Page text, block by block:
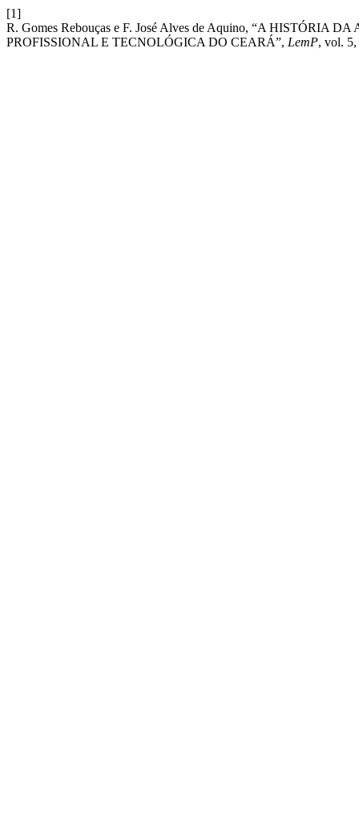
[1]
R. Gomes Rebouças e F. José Alves de Aquino, “A HISTÓRIA
PROFISSIONAL E TECNOLÓGICA DO CEARÁ”, LemP, vol. 5,